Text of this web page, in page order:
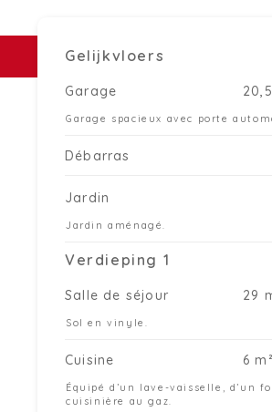
Gelijkvloers
Garage
Garage spacieux avec porte
Débarras
Jardin
Jardin aménagé.
Verdieping 1
Salle de séjour 29
Sol en vinyle.
Cuisine 6 m²
Équipé d’un lave-vaisselle, d’un
cuisinière au gaz.